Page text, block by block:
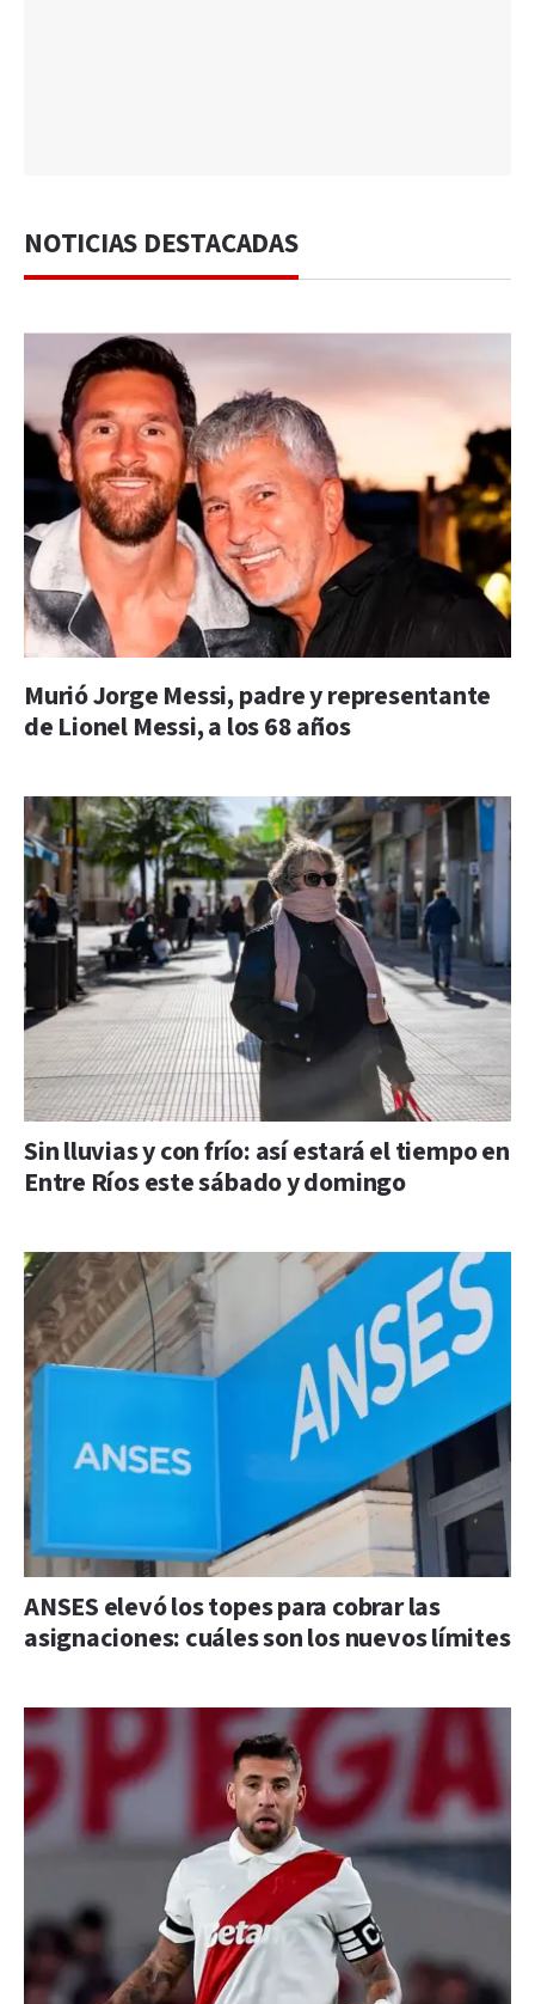
NOTICIAS DESTACADAS
Murió Jorge Messi, padre y representante
de Lionel Messi, a los 68 años
Sin lluvias y con frío: así estará el tiempo en
Entre Ríos este sábado y domingo
ANSES elevó los topes para cobrar las
asignaciones: cuáles son los nuevos límites